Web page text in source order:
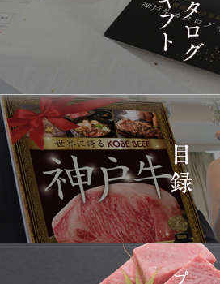
2026-
14:10:00
兵庫県
2026-
12:23:00
東京都
1422
2026-
03-15
08:48:00
1423
2026-
03-14
22:21:00
大分県
2026-
03-14
20:55:00
大阪府